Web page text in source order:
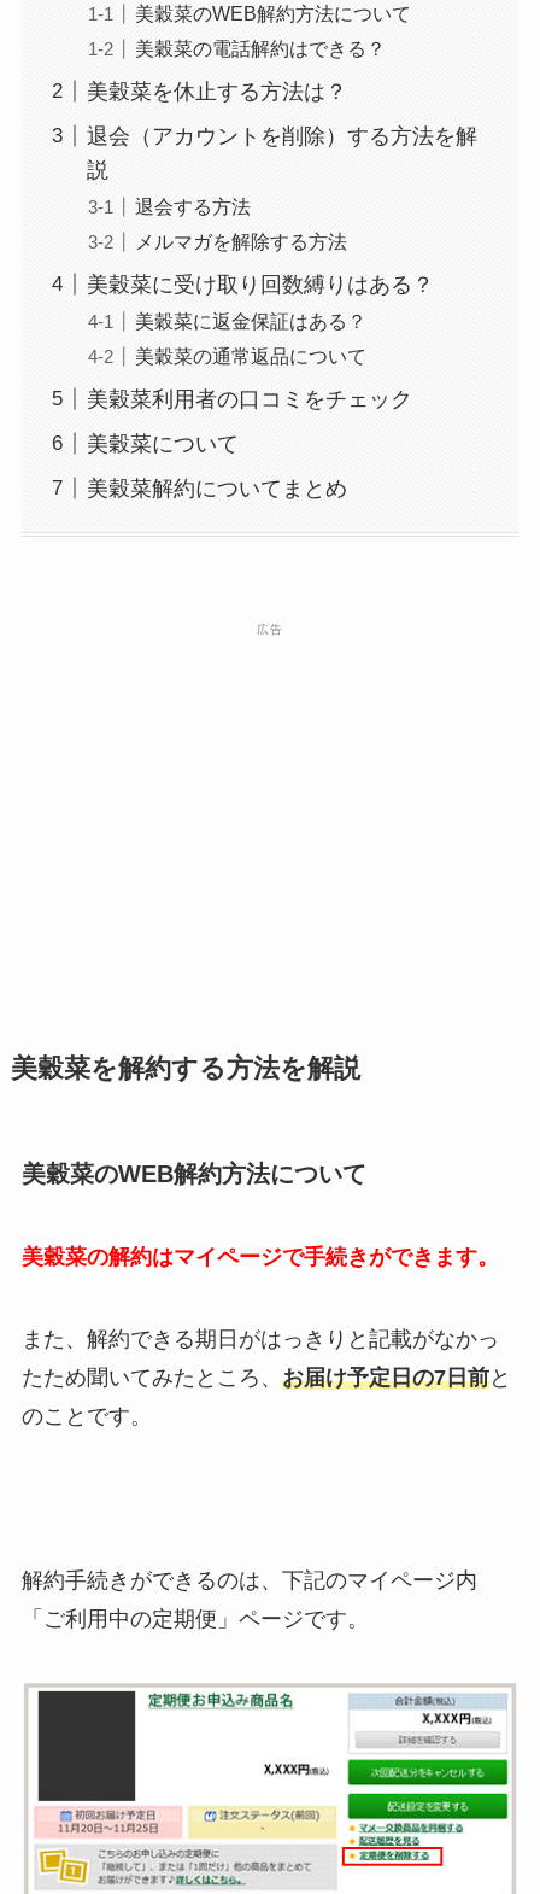
美穀菜のWEB解約方法について
美穀菜の電話解約はできる？
美穀菜を休止する方法は？
退会（アカウントを削除）する方法を解
説
退会する方法
メルマガを解除する方法
美穀菜に受け取り回数縛りはある？
美穀菜に返金保証はある？
美穀菜の通常返品について
美穀菜利用者の口コミをチェック
美穀菜について
美穀菜解約についてまとめ
広告
美穀菜を解約する方法を解説
美穀菜のWEB解約方法について
美穀菜の解約はマイページで手続きができます。
また、解約できる期日がはっきりと記載がなかっ
たため聞いてみたところ、 お届け予定日の7日前と
のことです。
解約手続きができるのは、下記のマイページ内
「ご利用中の定期便」ページです。